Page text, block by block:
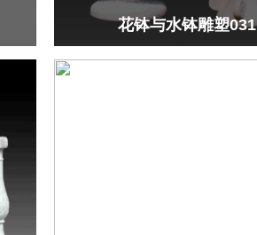
花钵与水钵雕塑031